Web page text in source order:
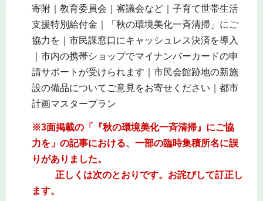
寄附｜教育委員会｜審議会など｜子育て世帯生活
支援特別給付金｜「秋の環境美化一斉清掃」にご
協力を｜市民課窓口にキャッシュレス決済を導入
｜市内の携帯ショップでマイナンバーカードの申
請サポートが受けられます｜市民会館跡地の新施
設の備品についてご意見をお寄せください｜都市
計画マスタープラン
※3面掲載の「『秋の環境美化一斉清掃』にご協
力を」の記事における、一部の臨時集積所名に誤
りがありました。
正しくは次のとおりです。お詫びして訂正し
ます。